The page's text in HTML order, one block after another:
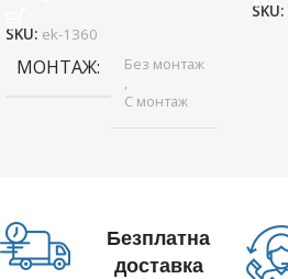
SKU: ek-1360
МОНТАЖ
Без монтаж
,
С монтаж
SKU:
Безплатна
доставка